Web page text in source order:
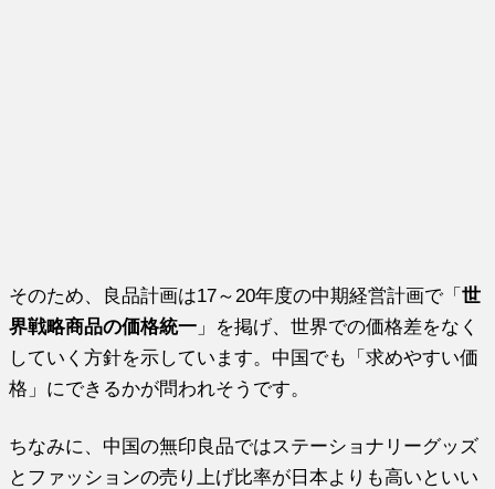
そのため、良品計画は17～20年度の中期経営計画で「世
界戦略商品の価格統一 」を掲げ、世界での価格差をなく
していく方針を示しています。中国でも「求めやすい価
格」にできるかが問われそうです。
ちなみに、中国の無印良品ではステーショナリーグッズ
とファッションの売り上げ比率が日本よりも高いといい